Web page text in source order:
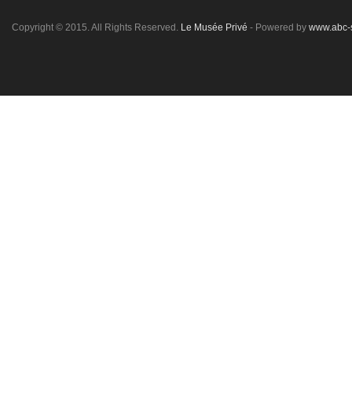
Copyright © 2015. All Rights Reserved. Le Musée Privé - Powered by